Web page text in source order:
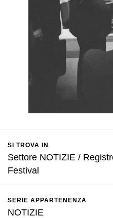
SI TROVA IN
Settore NOTIZIE /
Festival
SERIE APPARTENENZA
NOTIZIE